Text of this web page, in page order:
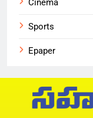
Cinema
Sports
Epaper